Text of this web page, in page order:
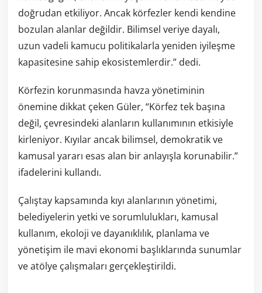
doğrudan etkiliyor. Ancak körfezler kendi kendine
bozulan alanlar değildir. Bilimsel veriye dayalı,
uzun vadeli kamucu politikalarla yeniden iyileşme
kapasitesine sahip ekosistemlerdir.” dedi.
Körfezin korunmasında havza yönetiminin
önemine dikkat çeken Güler, “Körfez tek başına
değil, çevresindeki alanların kullanımının etkisiyle
kirleniyor. Kıyılar ancak bilimsel, demokratik ve
kamusal yararı esas alan bir anlayışla korunabilir.”
ifadelerini kullandı.
Çalıştay kapsamında kıyı alanlarının yönetimi,
belediyelerin yetki ve sorumlulukları, kamusal
kullanım, ekoloji ve dayanıklılık, planlama ve
yönetişim ile mavi ekonomi başlıklarında sunumlar
ve atölye çalışmaları gerçekleştirildi.